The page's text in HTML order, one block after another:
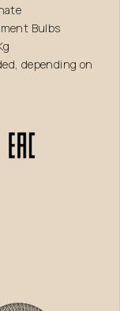
Bulbs
depending on